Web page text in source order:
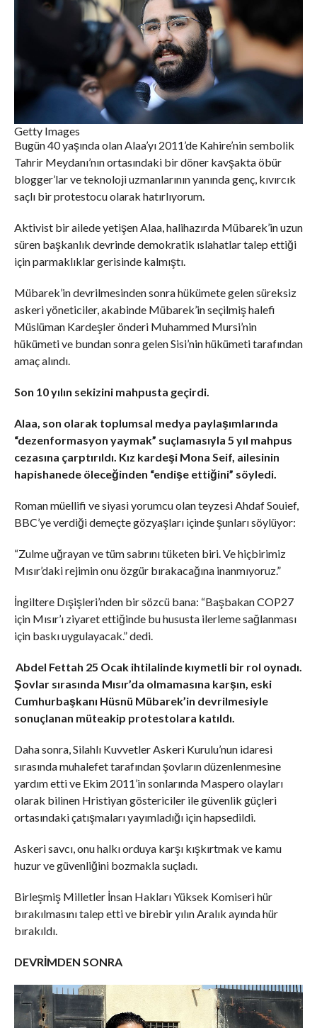
Getty Images
Bugün 40 yaşında olan Alaa’yı 2011’de Kahire’nin sembolik
Tahrir Meydanı’nın ortasındaki bir döner kavşakta öbür
blogger’lar ve teknoloji uzmanlarının yanında genç, kıvırcık
saçlı bir protestocu olarak hatırlıyorum.
Aktivist bir ailede yetişen Alaa, halihazırda Mübarek’in uzun
süren başkanlık devrinde demokratik ıslahatlar talep ettiği
için parmaklıklar gerisinde kalmıştı.
Mübarek’in devrilmesinden sonra hükümete gelen süreksiz
askeri yöneticiler, akabinde Mübarek’in seçilmiş halefi
Müslüman Kardeşler önderi Muhammed Mursi’nin
hükümeti ve bundan sonra gelen Sisi’nin hükümeti tarafından
amaç alındı.
Son 10 yılın sekizini mahpusta geçirdi.
Alaa, son olarak toplumsal medya paylaşımlarında
“dezenformasyon yaymak” suçlamasıyla 5 yıl mahpus
cezasına çarptırıldı. Kız kardeşi Mona Seif, ailesinin
hapishanede öleceğinden “endişe ettiğini” söyledi.
Roman müellifi ve siyasi yorumcu olan teyzesi Ahdaf Souief,
BBC’ye verdiği demeçte gözyaşları içinde şunları söylüyor:
“Zulme uğrayan ve tüm sabrını tüketen biri. Ve hiçbirimiz
Mısır’daki rejimin onu özgür bırakacağına inanmıyoruz.”
İngiltere Dışişleri’nden bir sözcü bana: “Başbakan COP27
için Mısır’ı ziyaret ettiğinde bu hususta ilerleme sağlanması
için baskı uygulayacak.” dedi.
Abdel Fettah 25 Ocak ihtilalinde kıymetli bir rol oynadı.
Şovlar sırasında Mısır’da olmamasına karşın, eski
Cumhurbaşkanı Hüsnü Mübarek’in devrilmesiyle
sonuçlanan müteakip protestolara katıldı.
Daha sonra, Silahlı Kuvvetler Askeri Kurulu’nun idaresi
sırasında muhalefet tarafından şovların düzenlenmesine
yardım etti ve Ekim 2011’in sonlarında Maspero olayları
olarak bilinen Hristiyan göstericiler ile güvenlik güçleri
ortasındaki çatışmaları yayımladığı için hapsedildi.
Askeri savcı, onu halkı orduya karşı kışkırtmak ve kamu
huzur ve güvenliğini bozmakla suçladı.
Birleşmiş Milletler İnsan Hakları Yüksek Komiseri hür
bırakılmasını talep etti ve birebir yılın Aralık ayında hür
bırakıldı.
DEVRİMDEN SONRA